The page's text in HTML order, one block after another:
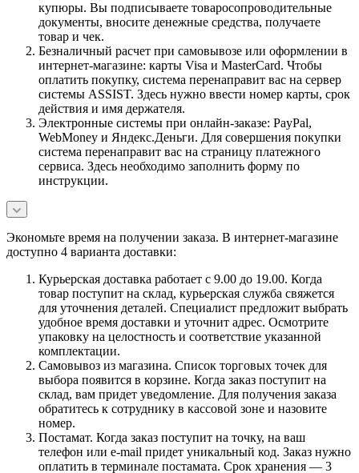
купюры. Вы подписываете товаросопроводительные
документы, вносите денежные средства, получаете
товар и чек.
Безналичный расчет при самовывозе или оформлении в
интернет-магазине: карты Visa и MasterCard. Чтобы
оплатить покупку, система перенаправит вас на сервер
системы ASSIST. Здесь нужно ввести номер карты, срок
действия и имя держателя.
Электронные системы при онлайн-заказе: PayPal,
WebMoney и Яндекс.Деньги. Для совершения покупки
система перенаправит вас на страницу платежного
сервиса. Здесь необходимо заполнить форму по
инструкции.
Экономьте время на получении заказа. В интернет-магазине
доступно 4 варианта доставки:
Курьерская доставка работает с 9.00 до 19.00. Когда
товар поступит на склад, курьерская служба свяжется
для уточнения деталей. Специалист предложит выбрать
удобное время доставки и уточнит адрес. Осмотрите
упаковку на целостность и соответствие указанной
комплектации.
Самовывоз из магазина. Список торговых точек для
выбора появится в корзине. Когда заказ поступит на
склад, вам придет уведомление. Для получения заказа
обратитесь к сотруднику в кассовой зоне и назовите
номер.
Постамат. Когда заказ поступит на точку, на ваш
телефон или e-mail придет уникальный код. Заказ нужно
оплатить в терминале постамата. Срок хранения — 3